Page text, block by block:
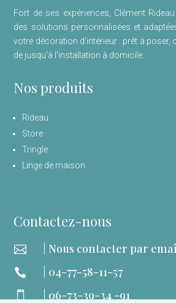
Fort de ses expériences, Clément
des solutions personnalisées et
votre décoration d'intérieur : prêt à
de jusqu'à l'installation à domicile.
Nos produits
Rideau
Store
Tringle
Linge de maison
Contactez-nous
 | Nous contacter par
 | 04-77-58-11-57
 | 06-73-39-34 -91